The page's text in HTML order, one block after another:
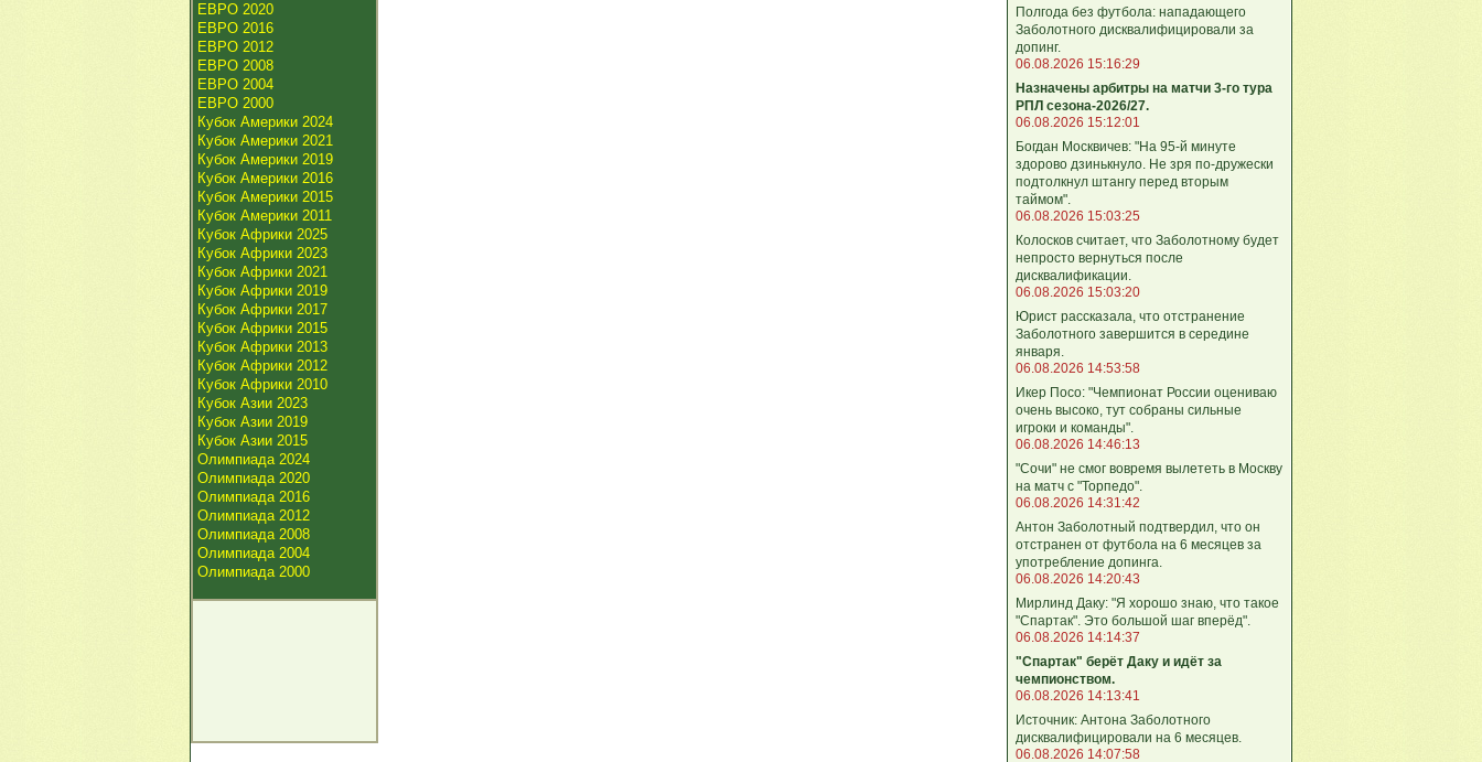
ЕВРО 2020
ЕВРО 2016
ЕВРО 2012
ЕВРО 2008
ЕВРО 2004
ЕВРО 2000
Кубок Америки 2024
Кубок Америки 2021
Кубок Америки 2019
Кубок Америки 2016
Кубок Америки 2015
Кубок Америки 2011
Кубок Африки 2025
Кубок Африки 2023
Кубок Африки 2021
Кубок Африки 2019
Кубок Африки 2017
Кубок Африки 2015
Кубок Африки 2013
Кубок Африки 2012
Кубок Африки 2010
Кубок Азии 2023
Кубок Азии 2019
Кубок Азии 2015
Олимпиада 2024
Олимпиада 2020
Олимпиада 2016
Олимпиада 2012
Олимпиада 2008
Олимпиада 2004
Олимпиада 2000
Полгода без футбола: нападающего
Заболотного дисквалифицировали за
допинг.
06.08.2026 15:16:29
Назначены арбитры на матчи 3-го тура
РПЛ сезона-2026/27.
06.08.2026 15:12:01
Богдан Москвичев: "На 95‑й минуте
здорово дзинькнуло. Не зря по‑дружески
подтолкнул штангу перед вторым
таймом".
06.08.2026 15:03:25
Колосков считает, что Заболотному будет
непросто вернуться после
дисквалификации.
06.08.2026 15:03:20
Юрист рассказала, что отстранение
Заболотного завершится в середине
января.
06.08.2026 14:53:58
Икер Посо: "Чемпионат России оцениваю
очень высоко, тут собраны сильные
игроки и команды".
06.08.2026 14:46:13
"Сочи" не смог вовремя вылететь в Москву
на матч с "Торпедо".
06.08.2026 14:31:42
Антон Заболотный подтвердил, что он
отстранен от футбола на 6 месяцев за
употребление допинга.
06.08.2026 14:20:43
Мирлинд Даку: "Я хорошо знаю, что такое
"Спартак". Это большой шаг вперёд".
06.08.2026 14:14:37
"Спартак" берёт Даку и идёт за
чемпионством.
06.08.2026 14:13:41
Источник: Антона Заболотного
дисквалифицировали на 6 месяцев.
06.08.2026 14:07:58